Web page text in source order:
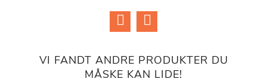
VI FANDT ANDRE PRODUKTER DU
MÅSKE KAN LIDE!